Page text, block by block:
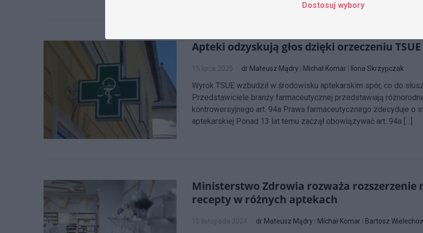
Apteki odzyskują głos dzięki orzeczeniu TSUE
15 lipca 2025 dr Mateusz Mądry Michał Komar Ilona Skrzypczak
Wyrok TSUE wzbudził w środowisku aptekarskim spór, co do
Przedstawiciele branży farmaceutycznej przedstawiają
kontrowersyjnego art. 94a Prawa farmaceutycznego zdecyduje o
aptekarskiej Ponad 13 lat temu zaczął obowiązywać art. 94a […]
Ministerstwo Zdrowia rozważa rozszerzenie
recepty w różnych aptekach
15 listopada 2024 dr Mateusz Mądry Michał Komar Bartosz
Dostosuj wybory